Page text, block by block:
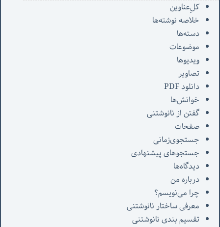
کل‌ِعناوین
خلاصه نوشته‌ها
دسته‌ها
موضوعات
ویدیوها
تصاویر
دانلود PDF
خوانش‌ها
گفتن از نانوشتنی
صفحات
جستجوی‌زمانی
جستجوهای پیشنهادی
دیدگاه‌ها
درباره من
چرا می‌نویسم؟
معرفی‌ ساختار نانوشتنی
تقسیم بندی نانوشتنی